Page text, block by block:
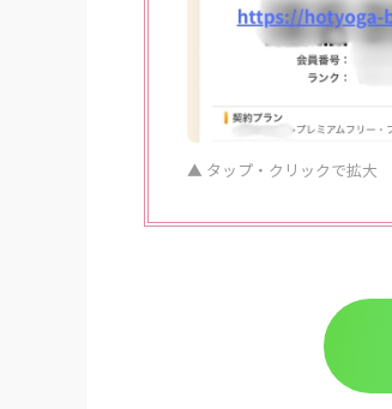
▲ タップ・クリックで拡大